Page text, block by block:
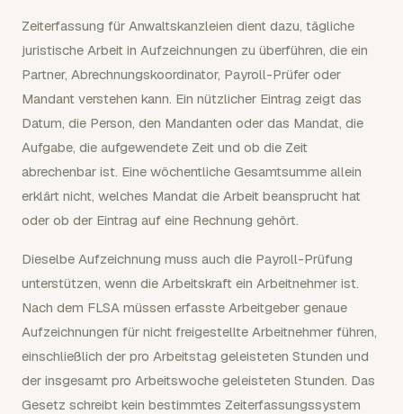
Zeiterfassung für Anwaltskanzleien dient dazu, tägliche
juristische Arbeit in Aufzeichnungen zu überführen, die ein
Partner, Abrechnungskoordinator, Payroll-Prüfer oder
Mandant verstehen kann. Ein nützlicher Eintrag zeigt das
Datum, die Person, den Mandanten oder das Mandat, die
Aufgabe, die aufgewendete Zeit und ob die Zeit
abrechenbar ist. Eine wöchentliche Gesamtsumme allein
erklärt nicht, welches Mandat die Arbeit beansprucht hat
oder ob der Eintrag auf eine Rechnung gehört.
Dieselbe Aufzeichnung muss auch die Payroll-Prüfung
unterstützen, wenn die Arbeitskraft ein Arbeitnehmer ist.
Nach dem FLSA müssen erfasste Arbeitgeber genaue
Aufzeichnungen für nicht freigestellte Arbeitnehmer führen,
einschließlich der pro Arbeitstag geleisteten Stunden und
der insgesamt pro Arbeitswoche geleisteten Stunden. Das
Gesetz schreibt kein bestimmtes Zeiterfassungssystem